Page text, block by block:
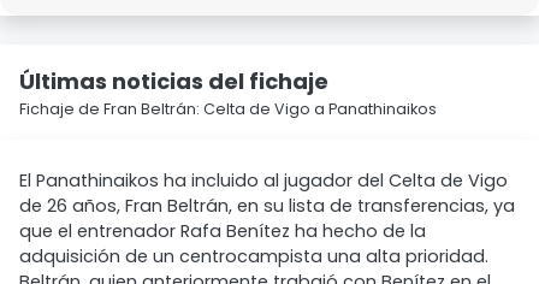
Últimas noticias del fichaje
Fichaje de Fran Beltrán: Celta de Vigo a Panathinaikos
El Panathinaikos ha incluido al jugador del Celta de Vigo
de 26 años, Fran Beltrán, en su lista de transferencias, ya
que el entrenador Rafa Benítez ha hecho de la
adquisición de un centrocampista una alta prioridad.